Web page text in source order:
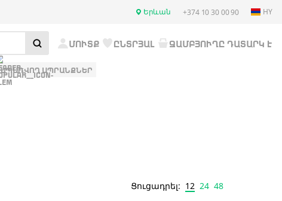
Երևան +374 10 30 00 90 HY
ՄՈՒՏՔ ԸՆՏՐՅԱԼ ԶԱՄԲՅՈՒՂԸ ԴԱՏԱՐԿ Է
ՍՊԱՌՎՈՂ ԱՊՐԱՆՔՆԵՐ
Ցուցադրել: 12 24 48